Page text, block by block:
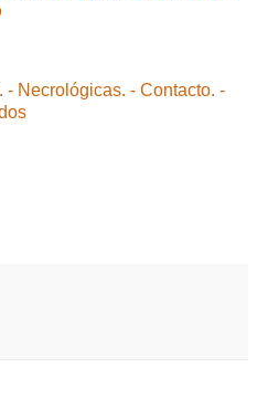
- Necrológicas. - Contacto. -